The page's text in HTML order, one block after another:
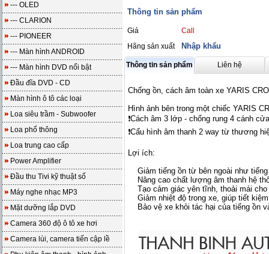
--- OLED
--- CLARION
--- PIONEER
--- Màn hình ANDROID
--- Màn hình DVD nổi bật
Đầu đĩa DVD - CD
Màn hình ô tô các loại
Loa siêu trầm - Subwoofer
Loa phổ thông
Loa trung cao cấp
Power Amplifier
Đầu thu Tivi kỹ thuật số
Máy nghe nhạc MP3
Mặt dưỡng lắp DVD
Camera 360 độ ô tô xe hơi
Camera lùi, camera tiến cập lề
Thông tin sản phẩm
Giá
Call
Hãng sản xuất
Nhập khẩu
Thông tin sản phẩm Liên hệ
Chống ồn, cách âm toàn xe YARIS
Hình ảnh bên trong một chiếc YARIS
❗️Cách âm 3 lớp - chống rung 4 cánh
❗️Cấu hình âm thanh 2 way từ thương
Lợi ích:
Giảm tiếng ồn từ bên ngoài như
Nâng cao chất lượng âm thanh hệ
Tạo cảm giác yên tĩnh, thoải mái
Giảm nhiệt độ trong xe, giúp tiết
Bảo vệ xe khỏi tác hại của tiếng ồn